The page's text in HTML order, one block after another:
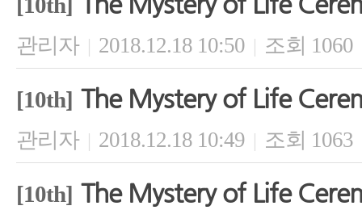
관리자 | 2018.12.18 10:50 | 조회 1060
[10th] The Mystery of Life
관리자 | 2018.12.18 10:49 | 조회 1063
[10th] The Mystery of Life